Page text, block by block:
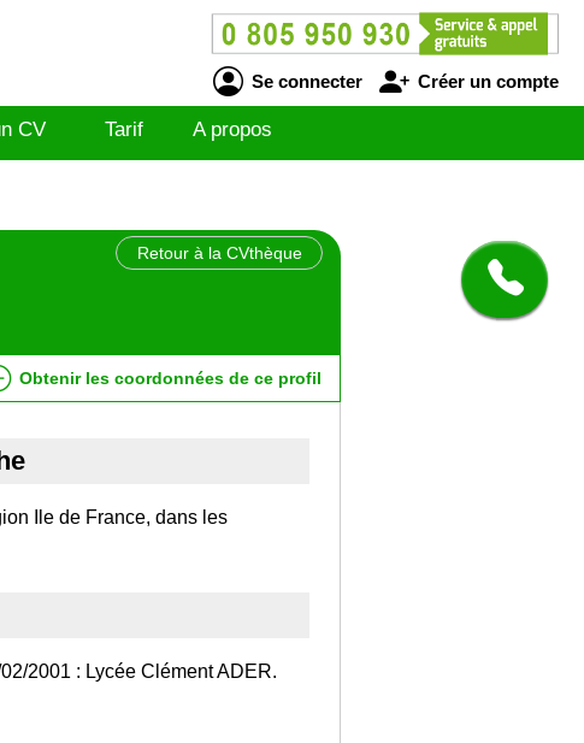
Se connecter Créer un compte
CV Tarif A propos
Retour à la CVthèque
Obtenir les coordonnées de ce profil
Ile de France, dans les
2001 : Lycée Clément ADER.